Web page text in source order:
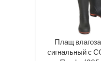
ВЫБЕРИТЕ
Плащ
сигнальный с